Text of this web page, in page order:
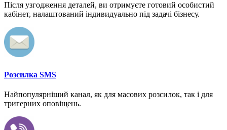
Після узгодження деталей, ви отримуєте готовий особистий
кабінет, налаштований індивидуально під задачі бізнесу.
Розсилка SMS
Найпопулярніший канал, як для масових розсилок, так і для
тригерних оповіщень.